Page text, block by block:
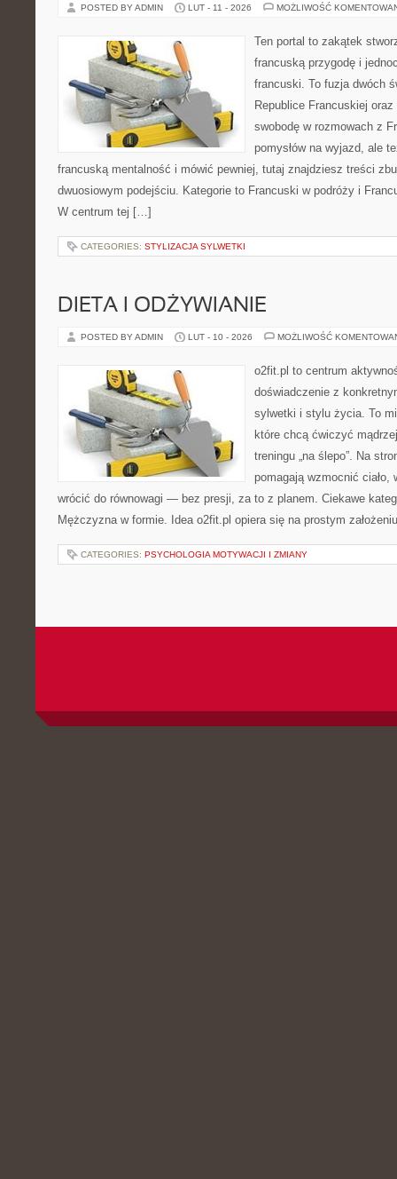
POSTED BY ADMIN LUT - 11 - 2026 MOŻLIWOŚĆ
Ten portal to zakątek
francuską przygodę i
francuski. To fuzja dwóch
Republice Francuskiej
swobodę w rozmowach z
pomysłów na wyjazd, ale
francuską mentalność i mówić pewniej, tutaj znajdziesz treści
dwuosiowym podejściu. Kategorie to Francuski w podróży i
W centrum tej […]
CATEGORIES: STYLIZACJA SYLWETKI
DIETA I ODŻYWIANIE
POSTED BY ADMIN LUT - 10 - 2026 MOŻLIWOŚĆ
o2fit.pl to centrum
doświadczenie z
sylwetki i stylu życia. To
które chcą ćwiczyć
treningu „na ślepo”. Na
pomagają wzmocnić
wrócić do równowagi — bez presji, za to z planem. Ciekawe
Mężczyzna w formie. Idea o2fit.pl opiera się na prostym
CATEGORIES: PSYCHOLOGIA MOTYWACJI I ZMIANY